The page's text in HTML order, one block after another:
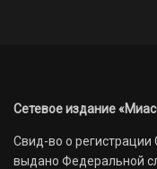
Сетевое издание
Свид-во о
выдано Федеральной